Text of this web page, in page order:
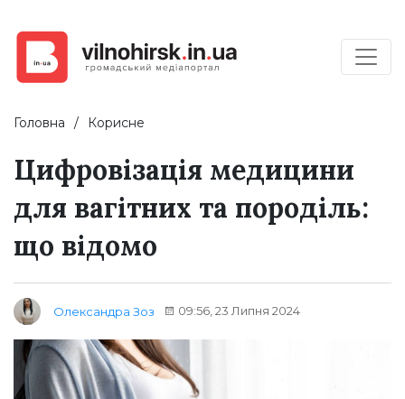
Головна Корисне
Цифровізація медицини
для вагітних та породіль:
що відомо
Олександра Зоз 09:56, 23 Липня 2024